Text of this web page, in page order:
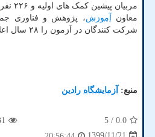
مربیان پیشین کمک های اولیه و ۲۲۶ نفر
معاون
آموزش، پژوهش و فناوری
شرکت کنندگان در آزمون را ۲۸ سال اعلام نمود.
منبع: آزمایشگاه رادین
0.0
/ 5